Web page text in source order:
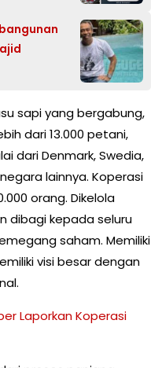
sapi yang bergabung,
dari 13.000 petani,
dari Denmark, Swedia,
lainnya. Koperasi
orang. Dikelola
dibagi kepada seluru
saham. Memiliki
visi besar dengan
Laporkan Koperasi